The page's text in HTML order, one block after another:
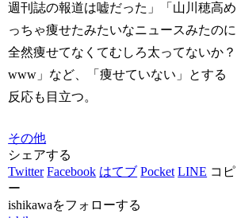
週刊誌の報道は嘘だった」「山川穂高め
っちゃ痩せたみたいなニュースみたのに
全然痩せてなくてむしろ太ってないか？
www」など、「痩せていない」とする
反応も目立つ。
その他
シェアする
Twitter Facebook はてブ Pocket LINE コピ
ー
ishikawaをフォローする